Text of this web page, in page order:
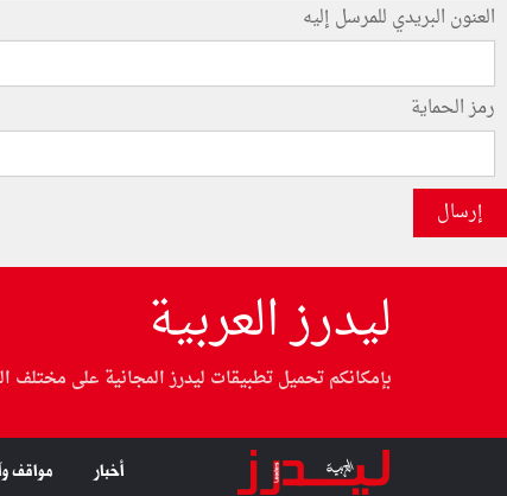
العنون البريدي للمرسل إليه
رمز الحماية
إرسال
ليدرز العربية
بإمكانكم تحميل تطبيقات ليدرز المجانية على مختلف
أخبار مواقف